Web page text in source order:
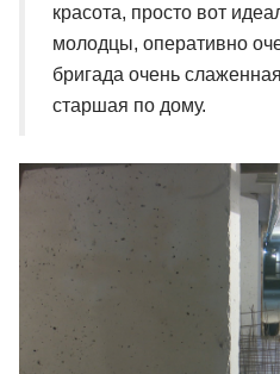
красота, просто вот
молодцы, оперативно
бригада очень
старшая по дому.